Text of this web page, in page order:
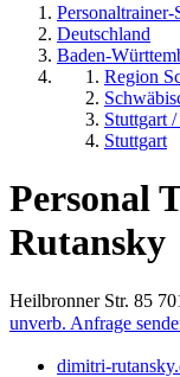
Personaltrainer-
Deutschland
Baden-
Region
Stuttgart
Stuttgart
Personal
Rutansky
Heilbronner Str. 85
unverb. Anfrage
dimitri-